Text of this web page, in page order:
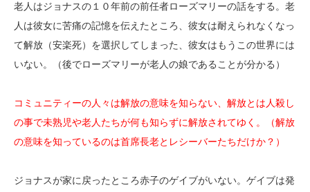
老人はジョナスの１０年前の前任者ローズマリーの話をする。老
人は彼女に苦痛の記憶を伝えたところ、彼女は耐えられなくなっ
て解放（安楽死）を選択してしまった、彼女はもうこの世界には
いない。（後でローズマリーが老人の娘であることが分かる）
コミュニティーの人々は解放の意味を知らない、解放とは人殺し
の事で未熟児や老人たちが何も知らずに解放されてゆく。（解放
の意味を知っているのは首席長老とレシーバーたちだけか？）
ジョナスが家に戻ったところ赤子のゲイブがいない。ゲイブは発